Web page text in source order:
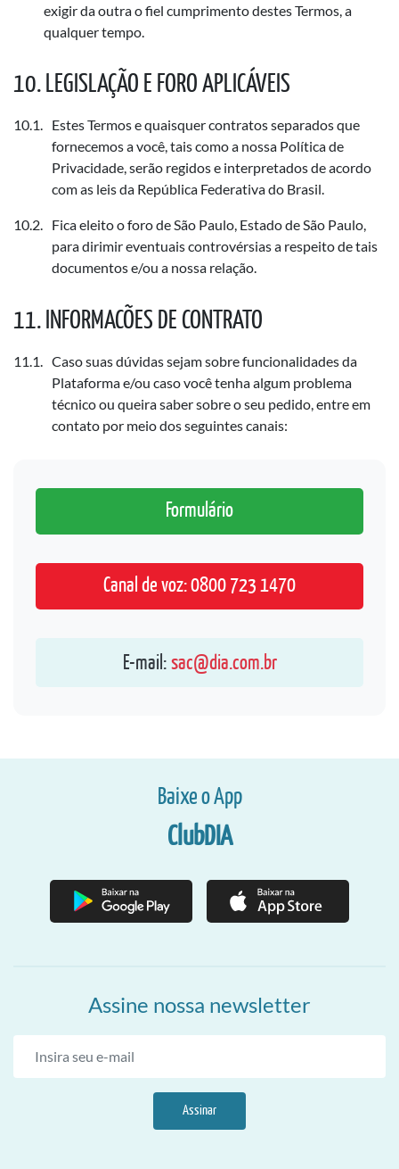
exigir da outra o fiel cumprimento destes Termos, a
qualquer tempo.
LEGISLAÇÃO E FORO APLICÁVEIS
Estes Termos e quaisquer contratos separados que
fornecemos a você, tais como a nossa Política de
Privacidade, serão regidos e interpretados de acordo
com as leis da República Federativa do Brasil.
Fica eleito o foro de São Paulo, Estado de São Paulo,
para dirimir eventuais controvérsias a respeito de tais
documentos e/ou a nossa relação.
INFORMACÕES DE CONTRATO
Caso suas dúvidas sejam sobre funcionalidades da
Plataforma e/ou caso você tenha algum problema
técnico ou queira saber sobre o seu pedido, entre em
contato por meio dos seguintes canais:
Formulário
Canal de voz: 0800 723 1470
E-mail: sac@dia.com.br
Baixe o App
ClubDIA
Assine nossa newsletter
Assinar